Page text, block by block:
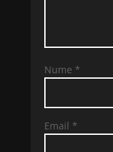
Nume *
Email *